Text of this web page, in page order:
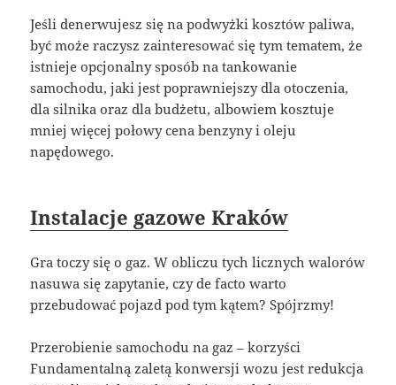
Jeśli denerwujesz się na podwyżki kosztów paliwa,
być może raczysz zainteresować się tym tematem, że
istnieje opcjonalny sposób na tankowanie
samochodu, jaki jest poprawniejszy dla otoczenia,
dla silnika oraz dla budżetu, albowiem kosztuje
mniej więcej połowy cena benzyny i oleju
napędowego.
Instalacje gazowe Kraków
Gra toczy się o gaz. W obliczu tych licznych walorów
nasuwa się zapytanie, czy de facto warto
przebudować pojazd pod tym kątem? Spójrzmy!
Przerobienie samochodu na gaz – korzyści
Fundamentalną zaletą konwersji wozu jest redukcja